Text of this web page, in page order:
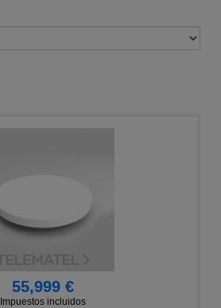
55,999 €
Impuestos incluidos